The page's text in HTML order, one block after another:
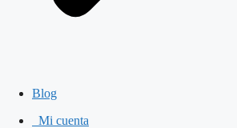
Blog
Mi cuenta